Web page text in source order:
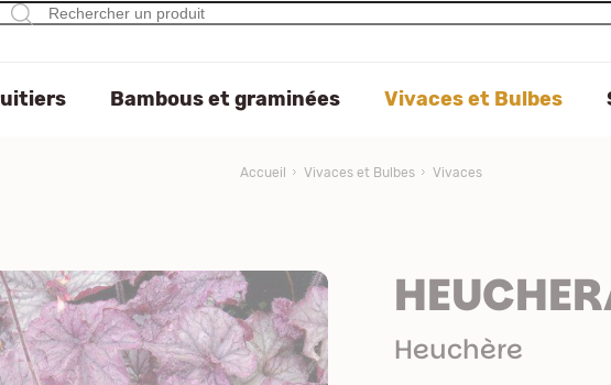
Bambous et graminées Vivaces et Bulbes
Accueil Vivaces et Bulbes Vivaces
Heuchère